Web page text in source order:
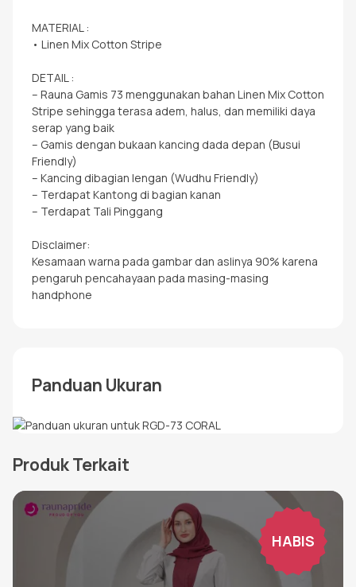
MATERIAL :
• Linen Mix Cotton Stripe
DETAIL :
– Rauna Gamis 73 menggunakan bahan Linen Mix Cotton
Stripe sehingga terasa adem, halus, dan memiliki daya
serap yang baik
– Gamis dengan bukaan kancing dada depan (Busui
Friendly)
– Kancing dibagian lengan (Wudhu Friendly)
– Terdapat Kantong di bagian kanan
– Terdapat Tali Pinggang
Disclaimer:
Kesamaan warna pada gambar dan aslinya 90% karena
pengaruh pencahayaan pada masing-masing
handphone
Panduan Ukuran
Produk Terkait
HABIS